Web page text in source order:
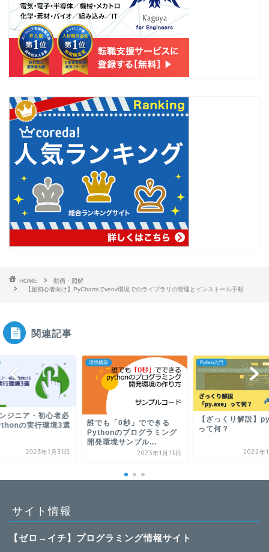
HOME
動画・図解
【超初心者向け】PyCharmでvenv環境でのライブラリの管理とインストール手順
関連記事
ジニア・初心者必
の実行環境3選
2023年1月31日
環境構築
誰でも「0秒」でできる
Pythonのプログラミング
開発環境サンプル...
2023年1月13日
Python入門
【ざっくり解説】
って何？
2022年
サイト情報
【ゼロ→イチ】プログラミング情報サイト